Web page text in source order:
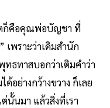
ก็คือคุณพ่อบัญชา ที่
เพราะว่าเดิมสำนัก
ธทาสบอกว่าเติมคำว่า
อย่างกว้างขวาง ก็เลย
นั้นมา แล้วสิ่งที่เรา